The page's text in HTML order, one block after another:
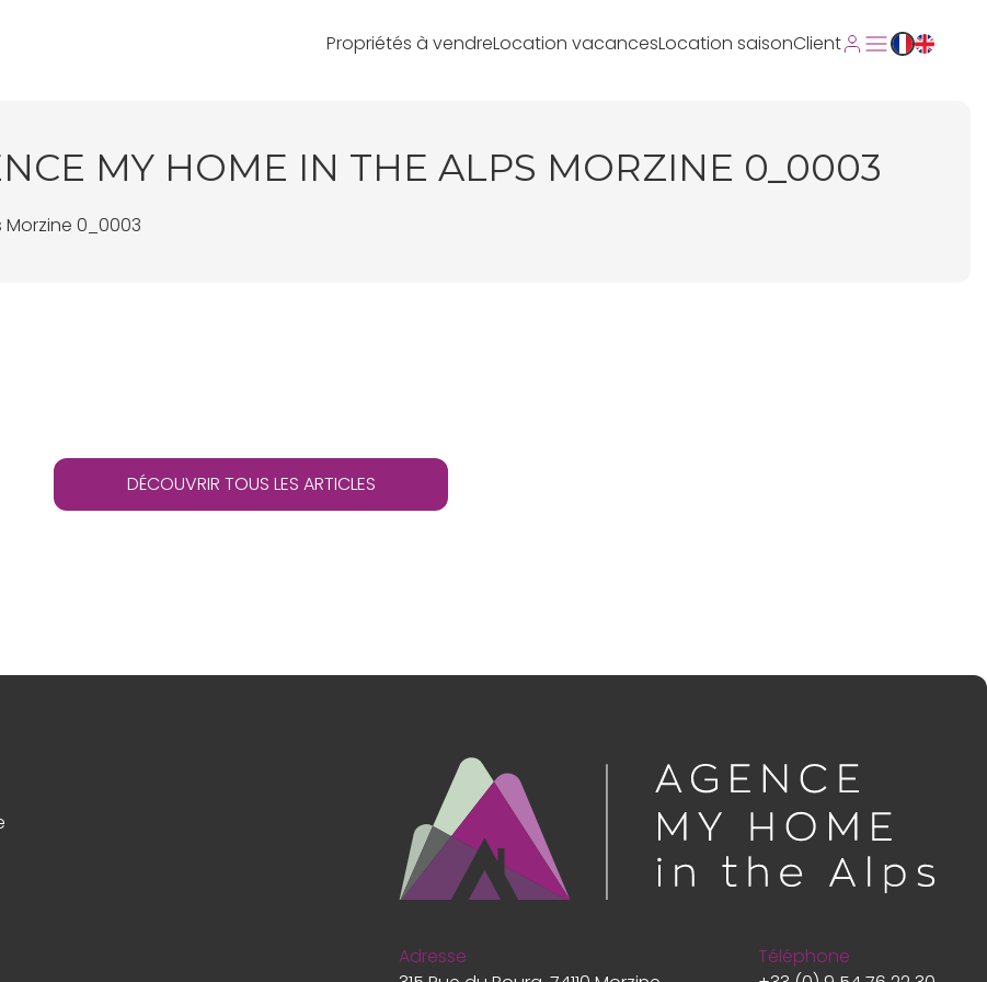
Propriétés à vendreLocation vacancesLocation saisonClient
MY HOME IN THE ALPS MORZINE 0_0003
0_0003
DÉCOUVRIR TOUS LES ARTICLES
Adresse
Téléphone